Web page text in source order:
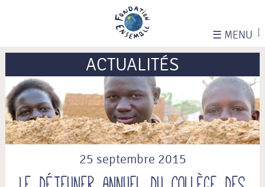
☰ MENU
ACTUALITÉS
25 septembre 2015